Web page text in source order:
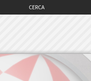
CERCA